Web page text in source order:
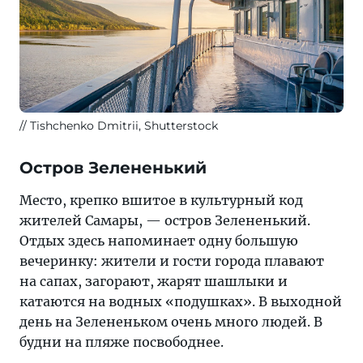
Tishchenko Dmitrii, Shutterstock
Остров Зелененький
Место, крепко вшитое в культурный код
жителей Самары, — остров Зелененький.
Отдых здесь напоминает одну большую
вечеринку: жители и гости города плавают
на сапах, загорают, жарят шашлыки и
катаются на водных «подушках». В выходной
день на Зелененьком очень много людей. В
будни на пляже посвободнее.